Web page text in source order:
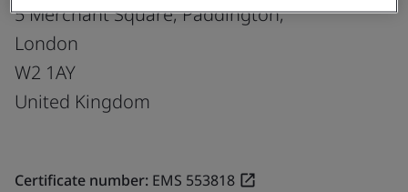
5 Merchant Square, Paddington,
London
W2 1AY
United Kingdom
Certificate number: EMS 553818